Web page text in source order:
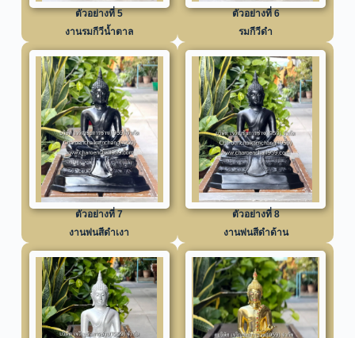
ตัวอย่างที่ 5
งานรมกีวีน้ำตาล
ตัวอย่างที่ 6
รมกีวีดำ
ตัวอย่างที่ 7
งานพ่นสีดำเงา
ตัวอย่างที่ 8
งานพ่นสีดำด้าน